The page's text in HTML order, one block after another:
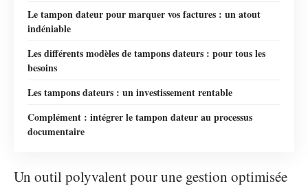
Le tampon dateur pour marquer vos factures : un atout
indéniable
Les différents modèles de tampons dateurs : pour tous les
besoins
Les tampons dateurs : un investissement rentable
Complément : intégrer le tampon dateur au processus
documentaire
Un outil polyvalent pour une gestion optimisée